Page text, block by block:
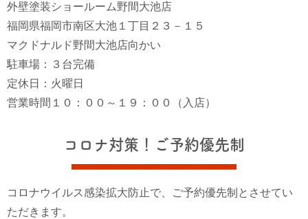
外壁塗装ショールーム野間大池店
福岡県福岡市南区大池１丁目２３－１５
マクドナルド野間大池店向かい
駐車場：３台完備
定休日：火曜日
営業時間１０：００～１９：００（入店）
コロナ対策！ご予約優先制
コロナウイルス感染拡大防止で、ご予約優先制とさせてい
ただきます。